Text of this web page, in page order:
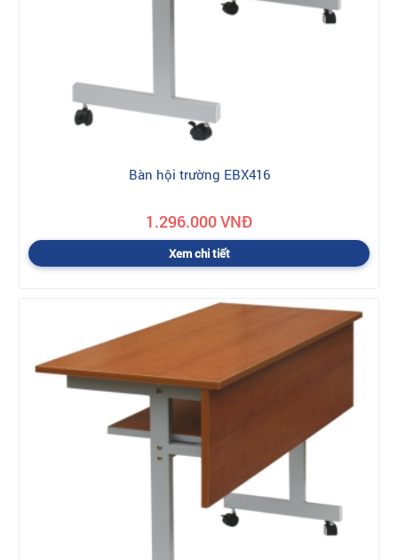
Bàn hội trường EBX416
1.296.000 VNĐ
Xem chi tiết